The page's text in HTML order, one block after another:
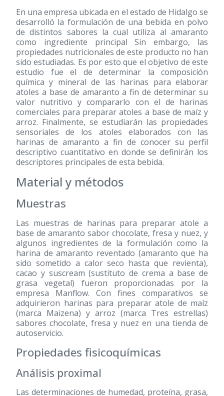
En una empresa ubicada en el estado de Hidalgo se
desarrolló la formulación de una bebida en polvo
de distintos sabores la cual utiliza al amaranto
como ingrediente principal Sin embargo, las
propiedades nutricionales de este producto no han
sido estudiadas. Es por esto que el objetivo de este
estudio fue el de determinar la composición
química y mineral de las harinas para elaborar
atoles a base de amaranto a fin de determinar su
valor nutritivo y compararlo con el de harinas
comerciales para preparar atoles a base de maíz y
arroz. Finalmente, se estudiarán las propiedades
sensoriales de los atoles elaborados con las
harinas de amaranto a fin de conocer su perfil
descriptivo cuantitativo en donde se definirán los
descriptores principales de esta bebida.
Material y métodos
Muestras
Las muestras de harinas para preparar atole a
base de amaranto sabor chocolate, fresa y nuez, y
algunos ingredientes de la formulación como la
harina de amaranto reventado (amaranto que ha
sido sometido a calor seco hasta que revienta),
cacao y suscream (sustituto de crema a base de
grasa vegetal) fueron proporcionadas por la
empresa Manflow. Con fines comparativos se
adquirieron harinas para preparar atole de maíz
(marca Maizena) y arroz (marca Tres estrellas)
sabores chocolate, fresa y nuez en una tienda de
autoservicio.
Propiedades fisicoquímicas
Análisis proximal
Las determinaciones de humedad, proteína, grasa,